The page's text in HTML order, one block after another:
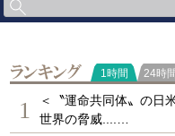
ラン
1時間 24時間
1
＜〝運命共同体〟の日
世界の脅威....…